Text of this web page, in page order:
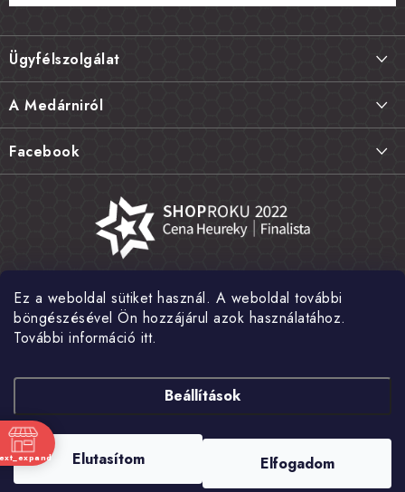
Ez a weboldal sütiket használ. A weboldal további
böngészésével Ön hozzájárul azok használatához.
További információ itt.
Beállítások
Elutasítom Elfogadom
L
á
b
l
é
c
Ügyfélszolgálat
Termékek visszaküldése, csere és reklamációk
Gyakori kérdések FAQ
Általános szerződési feltételek
Nagykereskedelem
A Medárniról
A mi történetünk
Fotógaléria
Hírek
Facebook
Shoptet készítette
Copyright 2026 . Minden jog fenntartva.Süti beállítások